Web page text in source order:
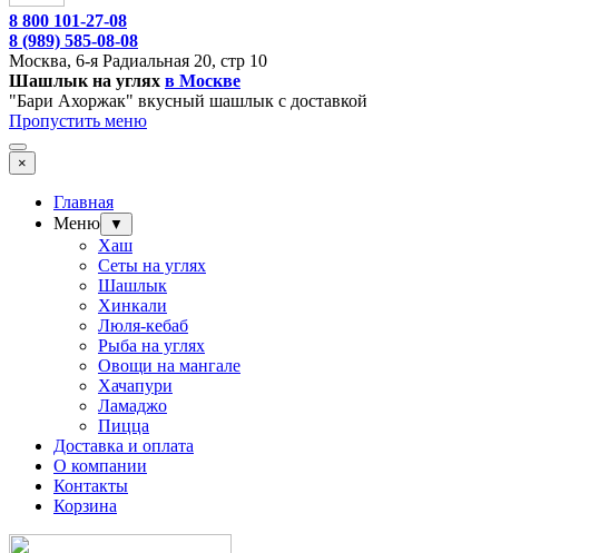
8 800 101-27-08
8 (989) 585-08-08
Москва, 6-я Радиальная 20, стр 10
Шашлык на углях в Москве
"Бари Ахоржак" вкусный шашлык с доставкой
Пропустить меню
×
Главная
Меню
▼
Хаш
Сеты на углях
Шашлык
Хинкали
Люля-кебаб
Рыба на углях
Овощи на мангале
Хачапури
Ламаджо
Пицца
Доставка и оплата
О компании
Контакты
Корзина